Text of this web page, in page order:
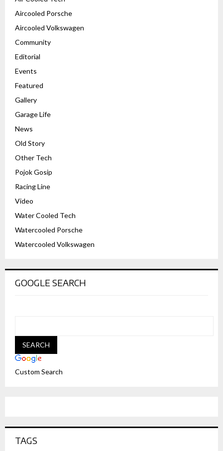
Aircooled Porsche
Aircooled Volkswagen
Community
Editorial
Events
Featured
Gallery
Garage Life
News
Old Story
Other Tech
Pojok Gosip
Racing Line
Video
Water Cooled Tech
Watercooled Porsche
Watercooled Volkswagen
GOOGLE SEARCH
Custom Search
TAGS